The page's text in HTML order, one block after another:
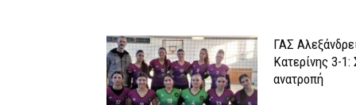
ΓΑΣ
Κατερίνης 3-1:
ανατροπή